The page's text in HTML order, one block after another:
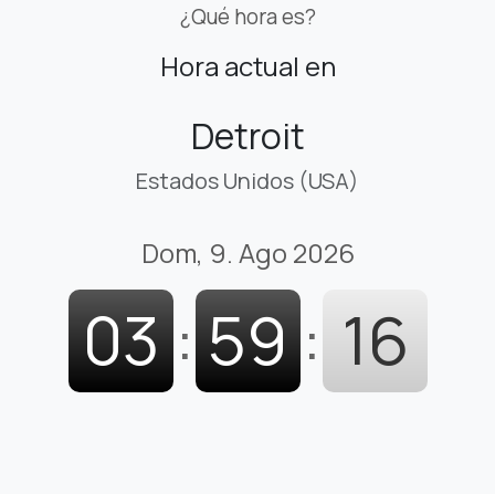
¿Qué hora es?
Hora actual en
Detroit
Estados Unidos (USA)
Dom, 9. Ago 2026
03 : 59 : 17